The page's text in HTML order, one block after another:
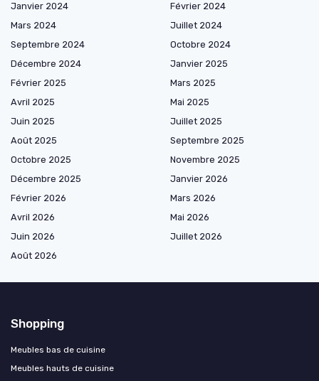
Janvier 2024
Février 2024
Mars 2024
Juillet 2024
Septembre 2024
Octobre 2024
Décembre 2024
Janvier 2025
Février 2025
Mars 2025
Avril 2025
Mai 2025
Juin 2025
Juillet 2025
Août 2025
Septembre 2025
Octobre 2025
Novembre 2025
Décembre 2025
Janvier 2026
Février 2026
Mars 2026
Avril 2026
Mai 2026
Juin 2026
Juillet 2026
Août 2026
Shopping
Meubles bas de cuisine
Meubles hauts de cuisine